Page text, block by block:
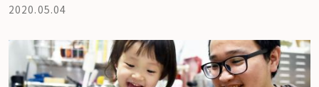
2020.05.04